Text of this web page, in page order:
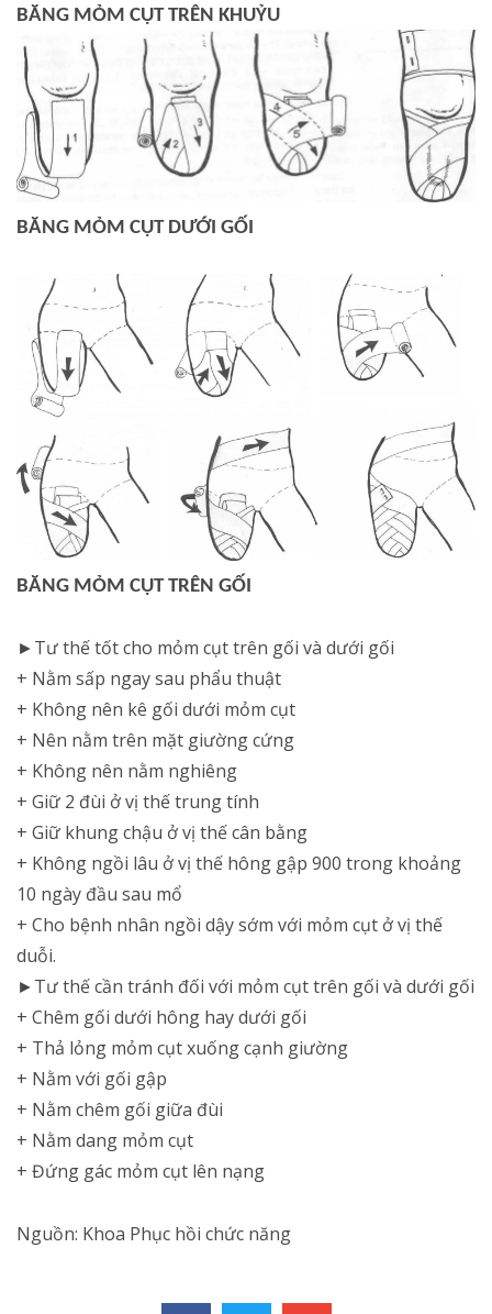
BĂNG MỎM CỤT TRÊN KHUỶU
BĂNG MỎM CỤT DƯỚI GỐI
BĂNG MỎM CỤT TRÊN GỐI
►Tư thế tốt cho mỏm cụt trên gối và dưới gối
+ Nằm sấp ngay sau phẩu thuật
+ Không nên kê gối dưới mỏm cụt
+ Nên nằm trên mặt giường cứng
+ Không nên nằm nghiêng
+ Giữ 2 đùi ở vị thế trung tính
+ Giữ khung chậu ở vị thế cân bằng
+ Không ngồi lâu ở vị thế hông gập 900 trong khoảng
10 ngày đầu sau mổ
+ Cho bệnh nhân ngồi dậy sớm với mỏm cụt ở vị thế
duỗi.
►Tư thế cần tránh đối với mỏm cụt trên gối và dưới gối
+ Chêm gối dưới hông hay dưới gối
+ Thả lỏng mỏm cụt xuống cạnh giường
+ Nằm với gối gập
+ Nằm chêm gối giữa đùi
+ Nằm dang mỏm cụt
+ Đứng gác mỏm cụt lên nạng
Nguồn: Khoa Phục hồi chức năng